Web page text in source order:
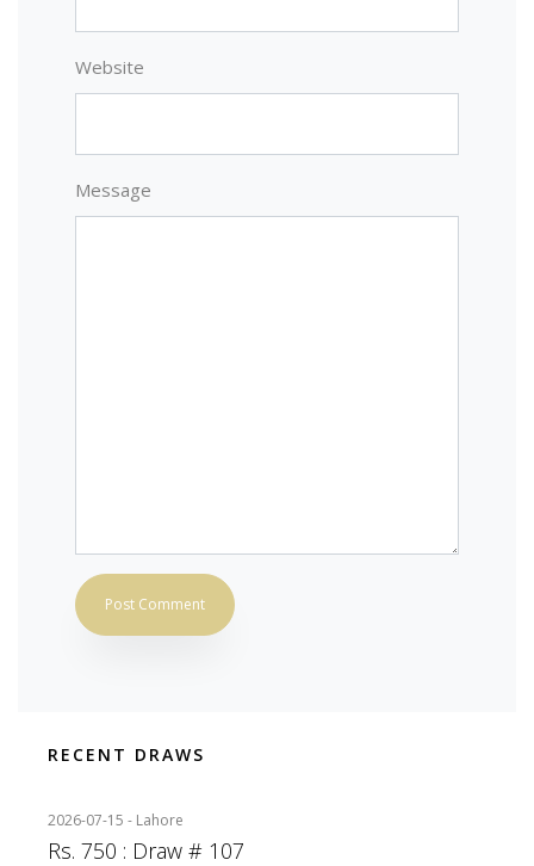
Website
Message
RECENT DRAWS
2026-07-15 - Lahore
Rs. 750 : Draw # 107